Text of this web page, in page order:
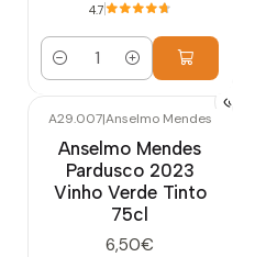
4.7
Quantidade
A29.007|Anselmo Mendes
Anselmo Mendes
Pardusco 2023
Vinho Verde Tinto
75cl
6,50€